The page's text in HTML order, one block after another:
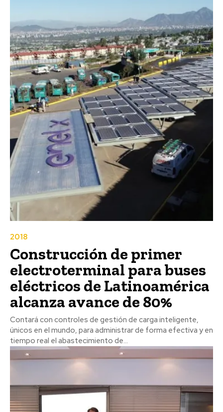
2018
Construcción de primer
electroterminal para buses
eléctricos de Latinoamérica
alcanza avance de 80%
Contará con controles de gestión de carga inteligente,
únicos en el mundo, para administrar de forma efectiva y en
tiempo real el abastecimiento de...